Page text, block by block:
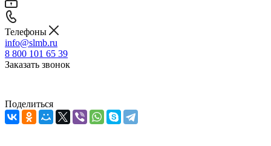
Телефоны
info@slmb.ru
8 800 101 65 39
Заказать звонок
Поделиться